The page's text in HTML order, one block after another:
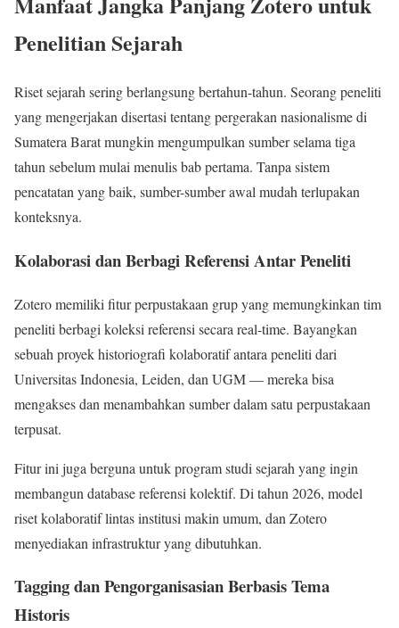
Penelitian Sejarah
Riset sejarah sering berlangsung bertahun-tahun. Seorang peneliti
yang mengerjakan disertasi tentang pergerakan nasionalisme di
Sumatera Barat mungkin mengumpulkan sumber selama tiga
tahun sebelum mulai menulis bab pertama. Tanpa sistem
pencatatan yang baik, sumber-sumber awal mudah terlupakan
konteksnya.
Kolaborasi dan Berbagi Referensi Antar Peneliti
Zotero memiliki fitur perpustakaan grup yang memungkinkan tim
peneliti berbagi koleksi referensi secara real-time. Bayangkan
sebuah proyek historiografi kolaboratif antara peneliti dari
Universitas Indonesia, Leiden, dan UGM — mereka bisa
mengakses dan menambahkan sumber dalam satu perpustakaan
terpusat.
Fitur ini juga berguna untuk program studi sejarah yang ingin
membangun database referensi kolektif. Di tahun 2026, model
riset kolaboratif lintas institusi makin umum, dan Zotero
menyediakan infrastruktur yang dibutuhkan.
Tagging dan Pengorganisasian Berbasis Tema
Historis